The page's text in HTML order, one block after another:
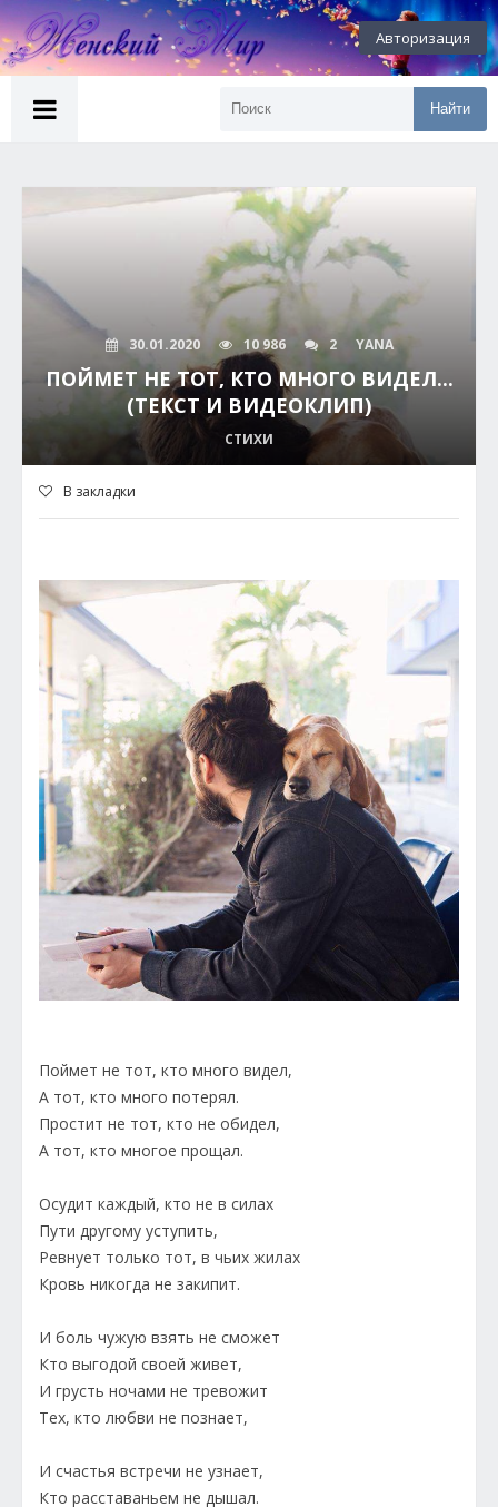
Авторизация
Найти
30.01.2020 10 986 2 YANA
ПОЙМЕТ НЕ ТОТ, КТО МНОГО ВИДЕЛ...
(ТЕКСТ И ВИДЕОКЛИП)
СТИХИ
В закладки
Поймет не тот, кто много видел,
А тот, кто много потерял.
Простит не тот, кто не обидел,
А тот, кто многое прощал.
Осудит каждый, кто не в силах
Пути другому уступить,
Ревнует только тот, в чьих жилах
Кровь никогда не закипит.
И боль чужую взять не сможет
Кто выгодой своей живет,
И грусть ночами не тревожит
Тех, кто любви не познает,
И счастья встречи не узнает,
Кто расставаньем не дышал.